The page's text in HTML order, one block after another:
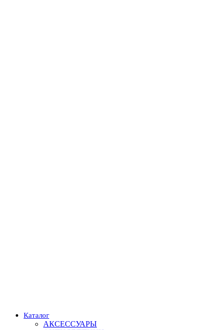
Каталог
АКСЕССУАРЫ